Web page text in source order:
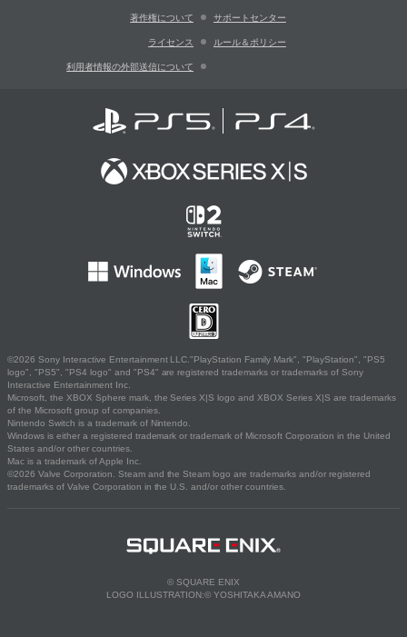
著作権について サポートセンター
ライセンス ルール＆ポリシー
利用者情報の外部送信について
©2026 Sony Interactive Entertainment LLC."PlayStation Family Mark", "PlayStation", "PS5
logo", "PS5", "PS4 logo" and "PS4" are registered trademarks or trademarks of Sony
Interactive Entertainment Inc.
Microsoft, the XBOX Sphere mark, the Series X|S logo and XBOX Series X|S are trademarks
of the Microsoft group of companies.
Nintendo Switch is a trademark of Nintendo.
Windows is either a registered trademark or trademark of Microsoft Corporation in the United
States and/or other countries.
Mac is a trademark of Apple Inc.
©2026 Valve Corporation. Steam and the Steam logo are trademarks and/or registered
trademarks of Valve Corporation in the U.S. and/or other countries.
© SQUARE ENIX
LOGO ILLUSTRATION:© YOSHITAKA AMANO